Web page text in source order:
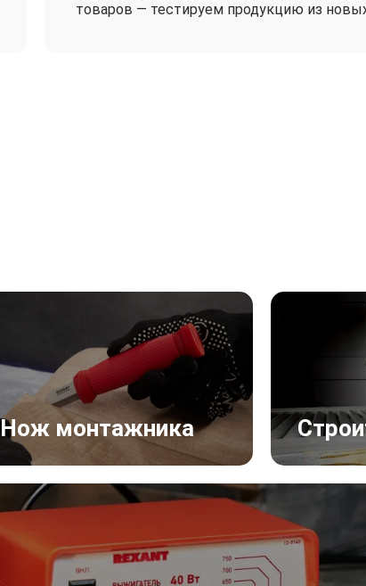
товаров — тестируем продукцию из
Нож монтажника